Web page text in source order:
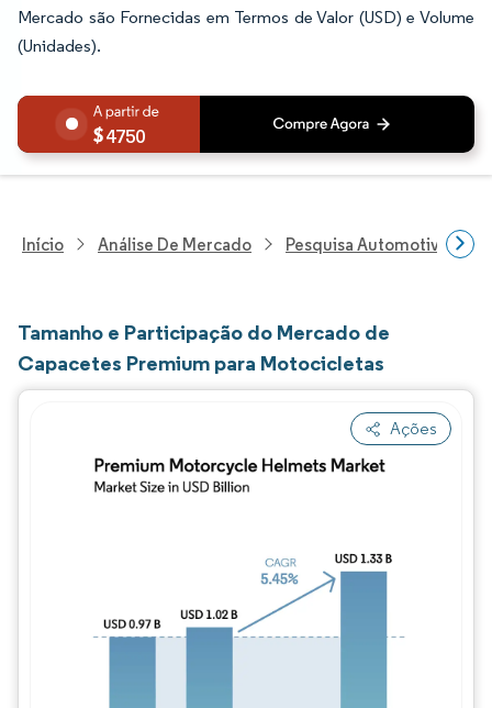
Mercado são Fornecidas em Termos de Valor (USD) e Volume
(Unidades).
4750
Início Análise De Mercado Pesquisa Automotiva
Tamanho e Participação do Mercado de
Capacetes Premium para Motocicletas
Ações